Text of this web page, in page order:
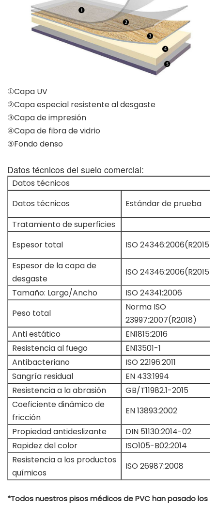
①Capa UV
②Capa especial resistente al desgaste
③Capa de impresión
④Capa de fibra de vidrio
⑤Fondo denso
Datos técnicos del suelo comercial:
Datos técnicos
Datos técnicos
Estándar de prueba
Tratamiento de superficies
Espesor total
ISO 24346:2006(R2015)
Espesor de la capa de
desgaste
ISO 24346:2006(R2015)
Tamaño: Largo/Ancho
ISO 24341:2006
Peso total
Norma ISO
23997:2007(R2018)
Anti estático
EN1815:2016
Resistencia al fuego
EN13501-1
Antibacteriano
ISO 22196:2011
Sangría residual
EN 433:1994
Resistencia a la abrasión
GB/T11982.1-2015
Coeficiente dinámico de
fricción
EN 13893:2002
Propiedad antideslizante
DIN 51130:2014-02
Rapidez del color
ISO105-B02:2014
Resistencia a los productos
químicos
ISO 26987:2008
*Todos nuestros pisos médicos de PVC han pasado los